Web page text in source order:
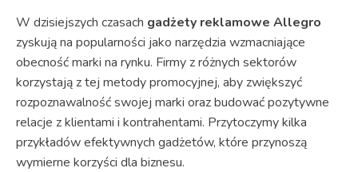
W dzisiejszych czasach gadżety reklamowe Allegro
zyskują na popularności jako narzędzia wzmacniające
obecność marki na rynku. Firmy z różnych sektorów
korzystają z tej metody promocyjnej, aby zwiększyć
rozpoznawalność swojej marki oraz budować pozytywne
relacje z klientami i kontrahentami. Przytoczymy kilka
przykładów efektywnych gadżetów, które przynoszą
wymierne korzyści dla biznesu.